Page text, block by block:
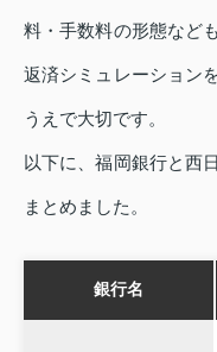
料・手数料の形態など
返済シミュレーション
うえで大切です。
以下に、福岡銀行と西
まとめました。
銀行名